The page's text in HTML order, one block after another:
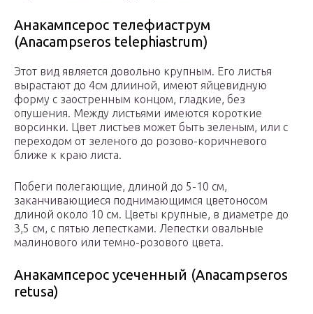
Анакампсерос телефиаструм
(Anacampseros telephiastrum)
Этот вид является довольно крупным. Его листья
вырастают до 4см длииной, имеют яйцевидную
форму с заостренным концом, гладкие, без
опушения. Между листьями имеются короткие
ворсинки. Цвет листьев может быть зеленым, или с
переходом от зеленого до розово-коричневого
ближе к краю листа.
Побеги полегающие, длиной до 5-10 см,
заканчивающиеся поднимающимся цветоносом
длиной около 10 см. Цветы крупные, в диаметре до
3,5 см, с пятью лепестками. Лепестки овальные
малинового или темно-розового цвета.
Анакампсерос усеченный (Anacampseros
retusa)